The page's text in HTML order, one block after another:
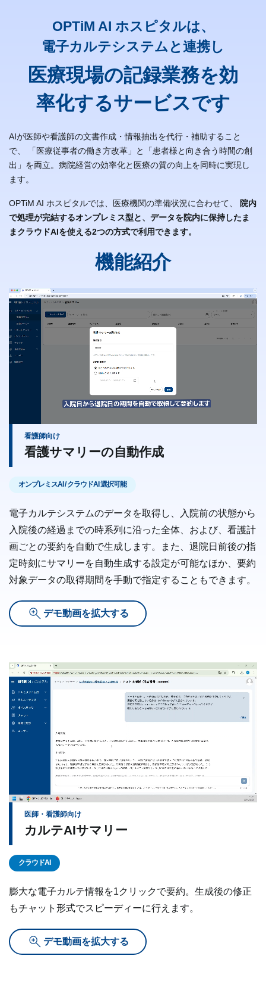
OPTiM AI ホスピタルは、
電子カルテシステムと連携し
医療現場の記録業務を効
率化するサービスです
AIが医師や看護師の文書作成・情報抽出を代行・補助すること
で、
「医療従事者の働き方改革」と「患者様と向き合う時間の創
出」を両立。病院経営の効率化と医療の質の向上を同時に実現し
ます。
OPTiM AI ホスピタルでは、医療機関の準備状況に合わせて、
院内
で処理が完結するオンプレミス型と、データを院内に保持したま
まクラウドAIを使える2つの方式で利用できます。
機能紹介
看護師向け
看護サマリーの自動作成
オンプレミスAI / クラウドAI 選択可能
電子カルテシステムのデータを取得し、入院前の状態から
入院後の経過までの時系列に沿った全体、および、看護計
画ごとの要約を自動で生成します。また、退院日前後の指
定時刻にサマリーを自動生成する設定が可能なほか、要約
対象データの取得期間を手動で指定することもできます。
デモ動画を拡大する
医師・看護師向け
カルテAIサマリー
クラウドAI
膨大な電子カルテ情報を1クリックで要約。生成後の修正
もチャット形式でスピーディーに行えます。
デモ動画を拡大する